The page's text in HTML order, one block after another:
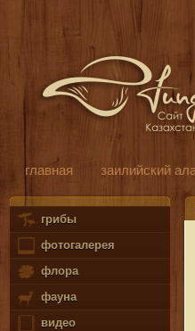
главная заилийский
грибы
фотогалерея
флора
фауна
видео